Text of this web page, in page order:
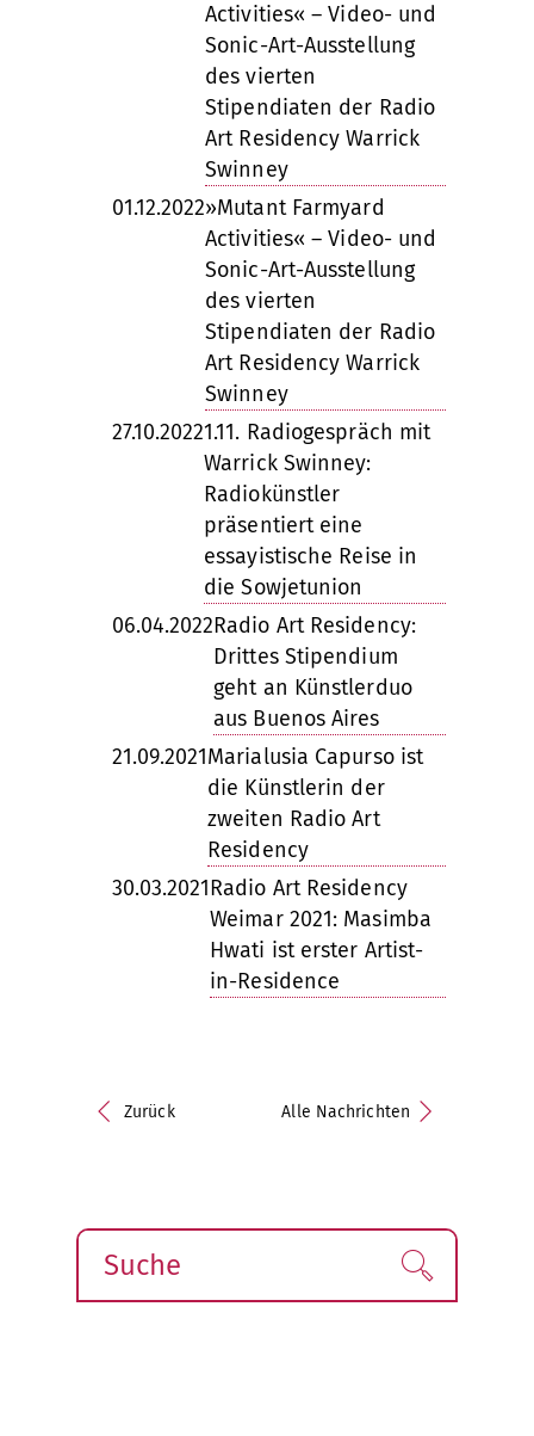
Activities« – Video- und
Sonic-Art-Ausstellung
des vierten
Stipendiaten der Radio
Art Residency Warrick
Swinney
01.12.2022»Mutant Farmyard
Activities« – Video- und
Sonic-Art-Ausstellung
des vierten
Stipendiaten der Radio
Art Residency Warrick
Swinney
27.10.20221.11. Radiogespräch mit
Warrick Swinney:
Radiokünstler
präsentiert eine
essayistische Reise in
die Sowjetunion
06.04.2022Radio Art Residency:
Drittes Stipendium
geht an Künstlerduo
aus Buenos Aires
21.09.2021Marialusia Capurso ist
die Künstlerin der
zweiten Radio Art
Residency
30.03.2021Radio Art Residency
Weimar 2021: Masimba
Hwati ist erster Artist-
in-Residence
Zurück Alle Nachrichten
Suche Finden!